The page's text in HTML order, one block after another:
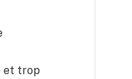
et trop